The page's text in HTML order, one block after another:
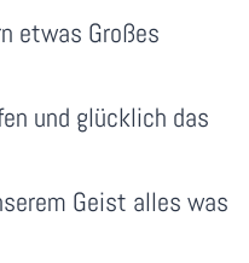
etwas Großes
und glücklich das
Geist alles was